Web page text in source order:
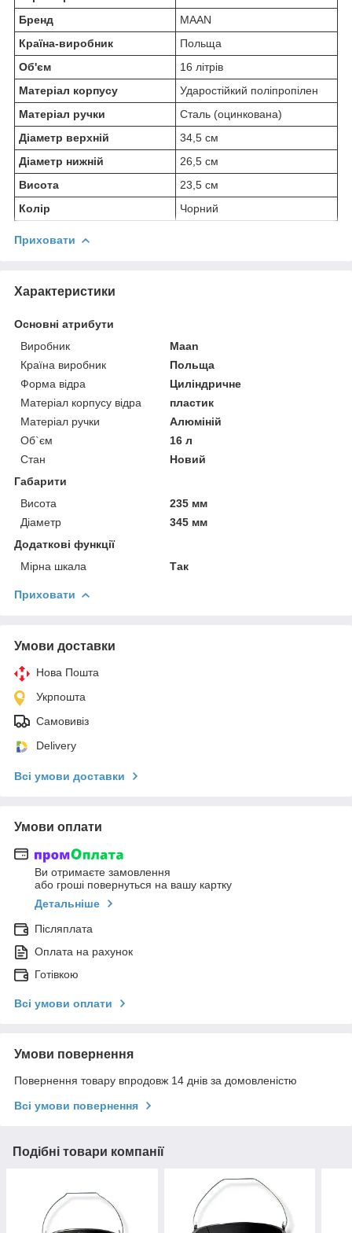
Бренд
MAAN
Країна-виробник
Польща
Об'єм
16 літрів
Матеріал корпусу
Ударостійкий поліпропілен
Матеріал ручки
Сталь (оцинкована)
Діаметр верхній
34,5 см
Діаметр нижній
26,5 см
Висота
23,5 см
Колір
Чорний
Приховати
Характеристики
Основні атрибути
Виробник
Maan
Країна виробник
Польща
Форма відра
Циліндричне
Матеріал корпусу відра
пластик
Матеріал ручки
Алюміній
Об`єм
16 л
Стан
Новий
Габарити
Висота
235 мм
Діаметр
345 мм
Додаткові функції
Мірна шкала
Так
Приховати
Умови доставки
Нова Пошта
Укрпошта
Самовивіз
Delivery
Всі умови доставки
Умови оплати
Ви отримаєте замовлення
або гроші повернуться на вашу картку
Детальніше
Післяплата
Оплата на рахунок
Готівкою
Всі умови оплати
Умови повернення
Повернення товару впродовж 14 днів за домовленістю
Всі умови повернення
Подібні товари компанії